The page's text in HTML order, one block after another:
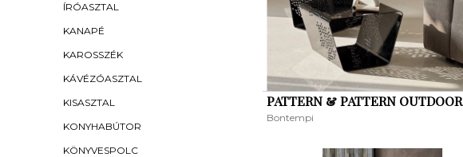
ÍRÓASZTAL
KANAPÉ
KAROSSZÉK
KÁVÉZÓASZTAL
KISASZTAL
KONYHABÚTOR
KÖNYVESPOLC
PATTERN & PATTERN OUTDOOR
Bontempi